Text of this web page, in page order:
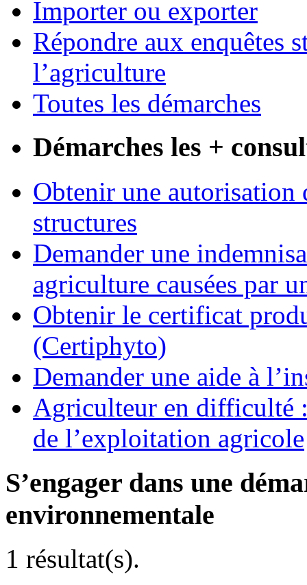
Importer ou exporter
Répondre aux enquêtes
l’agriculture
Toutes les démarches
Démarches les +
Obtenir une autorisation
structures
Demander une
agriculture causées par
Obtenir le certificat
(Certiphyto)
Demander une aide à
Agriculteur en difficulté :
de l’exploitation agricole
S’engager dans une
environnementale
1 résultat(s).